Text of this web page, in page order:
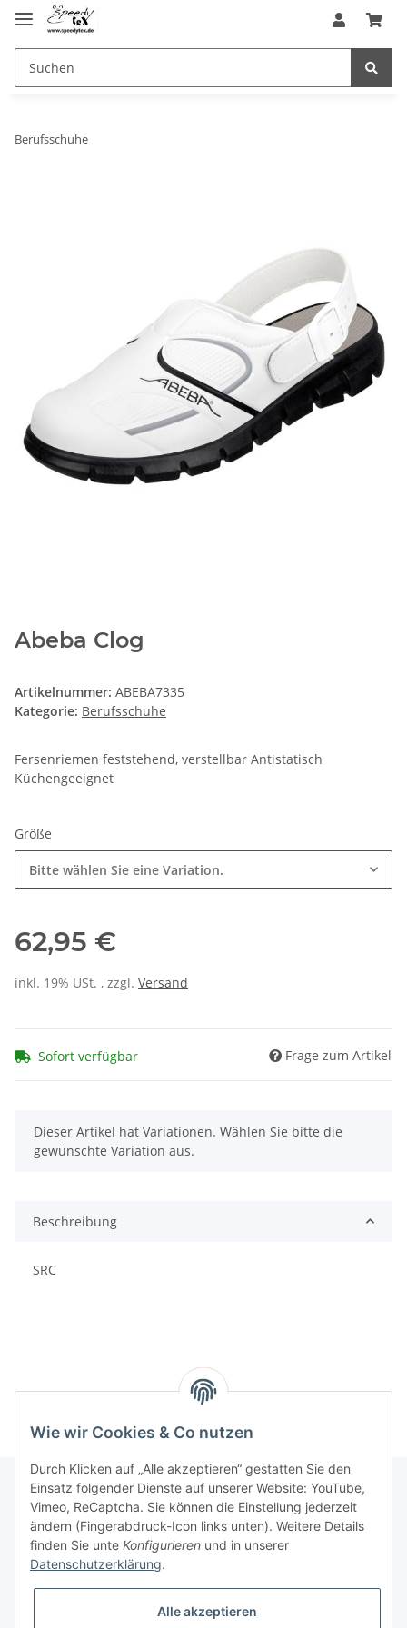
Berufsschuhe
Abeba Clog
Artikelnummer: ABEBA7335
Kategorie: Berufsschuhe
Fersenriemen feststehend, verstellbar Antistatisch
Küchengeeignet
Größe
Bitte wählen Sie eine Variation.
62,95 €
inkl. 19% USt. , zzgl. Versand
Sofort verfügbar Frage zum Artikel
x
Dieser Artikel hat Variationen. Wählen Sie bitte die
gewünschte Variation aus.
Beschreibung
SRC
Informationen
Gesetzliche Informationen
Wie wir Cookies & Co nutzen
Durch Klicken auf „Alle akzeptieren“ gestatten Sie den
Einsatz folgender Dienste auf unserer Website: YouTube,
Vimeo, ReCaptcha. Sie können die Einstellung jederzeit
ändern (Fingerabdruck-Icon links unten). Weitere Details
finden Sie unte Konfigurieren und in unserer
Datenschutzerklärung.
Alle akzeptieren